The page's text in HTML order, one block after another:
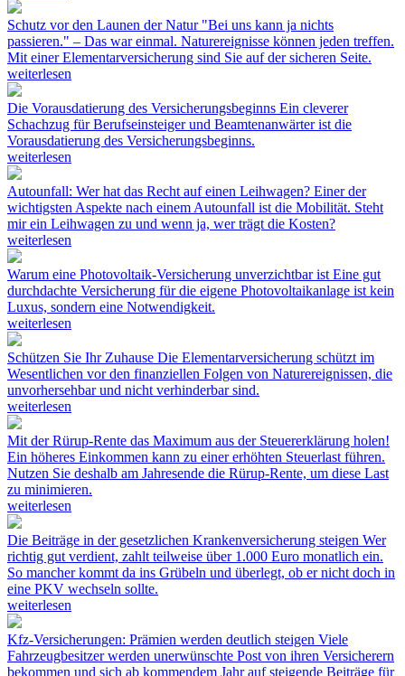
Schutz vor den Launen der Natur "Bei uns kann ja nichts
passieren." – Das war einmal. Naturereignisse können jeden treffen.
Mit einer Elementarversicherung sind Sie auf der sicheren Seite.
weiterlesen
Die Vorausdatierung des Versicherungsbeginns Ein cleverer
Schachzug für Berufseinsteiger und Beamtenanwärter ist die
Vorausdatierung des Versicherungsbeginns.
weiterlesen
Autounfall: Wer hat das Recht auf einen Leihwagen? Einer der
wichtigsten Aspekte nach einem Autounfall ist die Mobilität. Steht
mir ein Leihwagen zu und wenn ja, wer trägt die Kosten?
weiterlesen
Warum eine Photovoltaik-Versicherung unverzichtbar ist Eine gut
durchdachte Versicherung für die eigene Photovoltaikanlage ist kein
Luxus, sondern eine Notwendigkeit.
weiterlesen
Schützen Sie Ihr Zuhause Die Elementarversicherung schützt im
Wesentlichen vor den finanziellen Folgen von Naturereignissen, die
unvorhersehbar und nicht verhinderbar sind.
weiterlesen
Mit der Rürup-Rente das Maximum aus der Steuererklärung holen!
Ein höheres Einkommen kann zu einer erhöhten Steuerlast führen.
Nutzen Sie deshalb am Jahresende die Rürup-Rente, um diese Last
zu minimieren.
weiterlesen
Die Beiträge in der gesetzlichen Krankenversicherung steigen Wer
richtig gut verdient, zahlt teilweise über 1.000 Euro monatlich ein.
So mancher kommt da ins Grübeln und überlegt, ob er nicht doch in
eine PKV wechseln sollte.
weiterlesen
Kfz-Versicherungen: Prämien werden deutlich steigen Viele
Fahrzeugbesitzer werden unerwünschte Post von ihren Versicherern
bekommen und sich ab kommendem Jahr auf steigende Beiträge für